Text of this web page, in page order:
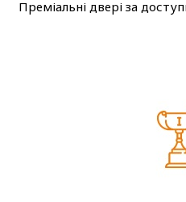
Преміальні двері за